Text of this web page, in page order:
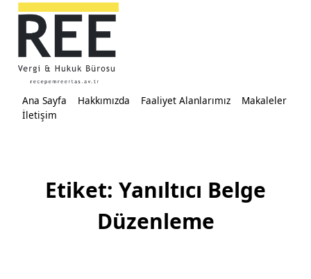
Skip
content
Ana Sayfa Hakkımızda Faaliyet Alanlarımız
Makaleler
İletişim
Etiket: Yanıltıcı Belge
Düzenleme